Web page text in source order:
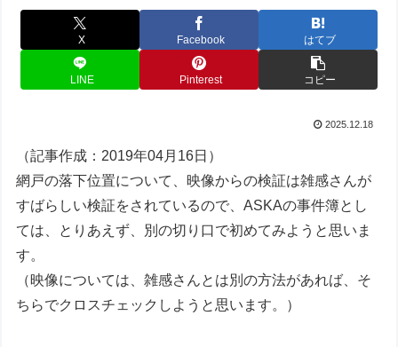
X Facebook はてブ
LINE Pinterest コピー
2025.12.18
（記事作成：2019年04月16日）
網戸の落下位置について、映像からの検証は雑感さんが
すばらしい検証をされているので、ASKAの事件簿とし
ては、とりあえず、別の切り口で初めてみようと思いま
す。
（映像については、雑感さんとは別の方法があれば、そ
ちらでクロスチェックしようと思います。）